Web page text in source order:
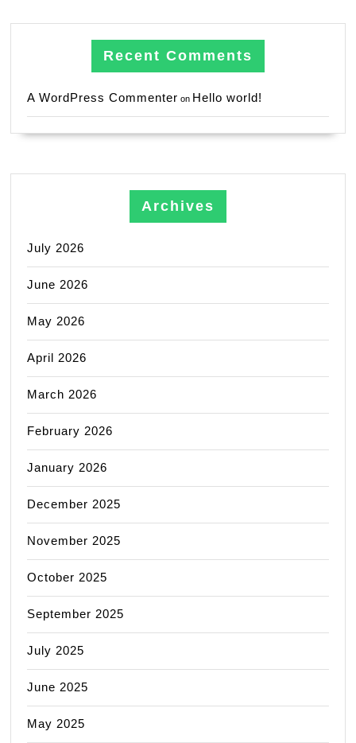
Recent Comments
A WordPress Commenter on Hello world!
Archives
July 2026
June 2026
May 2026
April 2026
March 2026
February 2026
January 2026
December 2025
November 2025
October 2025
September 2025
July 2025
June 2025
May 2025